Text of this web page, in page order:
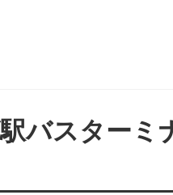
バスターミ